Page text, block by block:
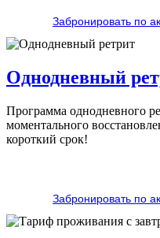
Забронировать по
Однодневный
Программа однодневного
моментального
короткий срок!
Забронировать по